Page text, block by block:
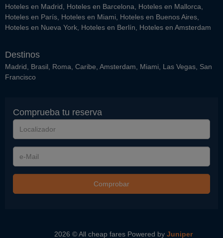
Hoteles en Madrid Hoteles en Barcelona Hoteles en Mallorca
Hoteles en París Hoteles en Miami Hoteles en Buenos Aires
Hoteles en Nueva York Hoteles en Berlín Hoteles en Amsterdam
Destinos
Madrid Brasil Roma Caribe Amsterdam Miami Las Vegas San
Francisco
Comprueba tu reserva
Localizador
e-
Mail
Comprobar
2026 © All cheap fares Powered by Juniper